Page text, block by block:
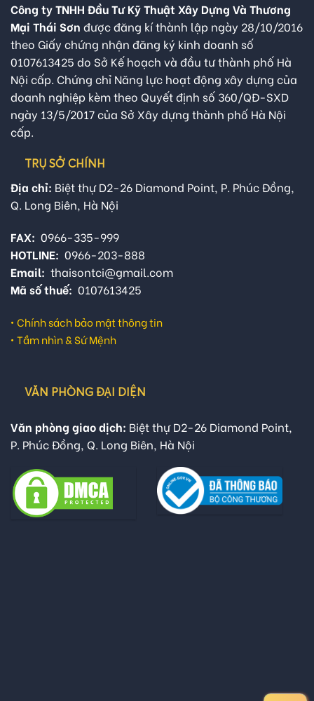
Công ty TNHH Đầu Tư Kỹ Thuật Xây Dựng Và Thương
Mại Thái Sơn được đăng kí thành lập ngày 28/10/2016
theo Giấy chứng nhận đăng ký kinh doanh số
0107613425 do Sở Kế hoạch và đầu tư thành phố Hà
Nội cấp. Chứng chỉ Năng lực hoạt động xây dựng của
doanh nghiệp kèm theo Quyết định số 360/QĐ-SXD
ngày 13/5/2017 của Sở Xây dựng thành phố Hà Nội
cấp.
TRỤ SỞ CHÍNH
Địa chỉ: Biệt thự D2-26 Diamond Point, P. Phúc Đồng,
Q. Long Biên, Hà Nội
FAX: 0966-335-999
HOTLINE: 0966-203-888
Email: thaisontci@gmail.com
Mã số thuế: 0107613425
• Chính sách bảo mật thông tin
• Tầm nhìn & Sứ Mệnh
VĂN PHÒNG ĐẠI DIỆN
Văn phòng giao dịch: Biệt thự D2-26 Diamond Point,
P. Phúc Đồng, Q. Long Biên, Hà Nội